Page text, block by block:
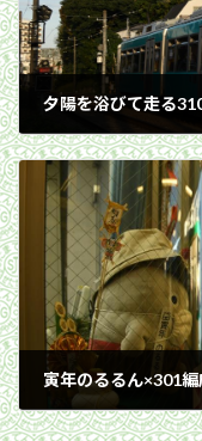
2021年11月3日
寅年のるるん×301
2022年1月1日